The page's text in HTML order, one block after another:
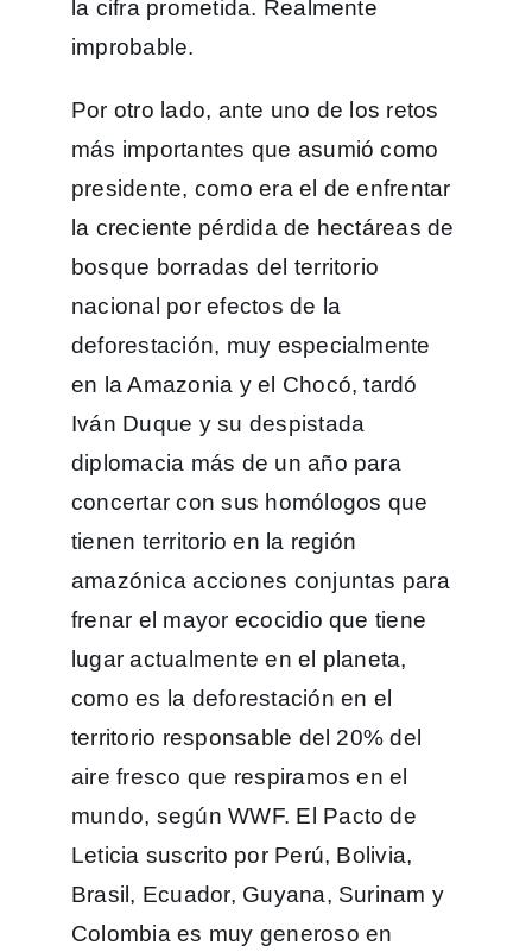
la cifra prometida. Realmente
improbable.
Por otro lado, ante uno de los retos
más importantes que asumió como
presidente, como era el de enfrentar
la creciente pérdida de hectáreas de
bosque borradas del territorio
nacional por efectos de la
deforestación, muy especialmente
en la Amazonia y el Chocó, tardó
Iván Duque y su despistada
diplomacia más de un año para
concertar con sus homólogos que
tienen territorio en la región
amazónica acciones conjuntas para
frenar el mayor ecocidio que tiene
lugar actualmente en el planeta,
como es la deforestación en el
territorio responsable del 20% del
aire fresco que respiramos en el
mundo, según WWF. El Pacto de
Leticia suscrito por Perú, Bolivia,
Brasil, Ecuador, Guyana, Surinam y
Colombia es muy generoso en